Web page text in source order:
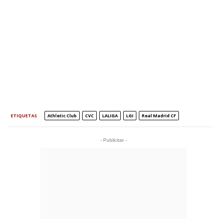
ETIQUETAS Athletic Club CVC LALIGA LGI Real Madrid CF
- Publicitat -